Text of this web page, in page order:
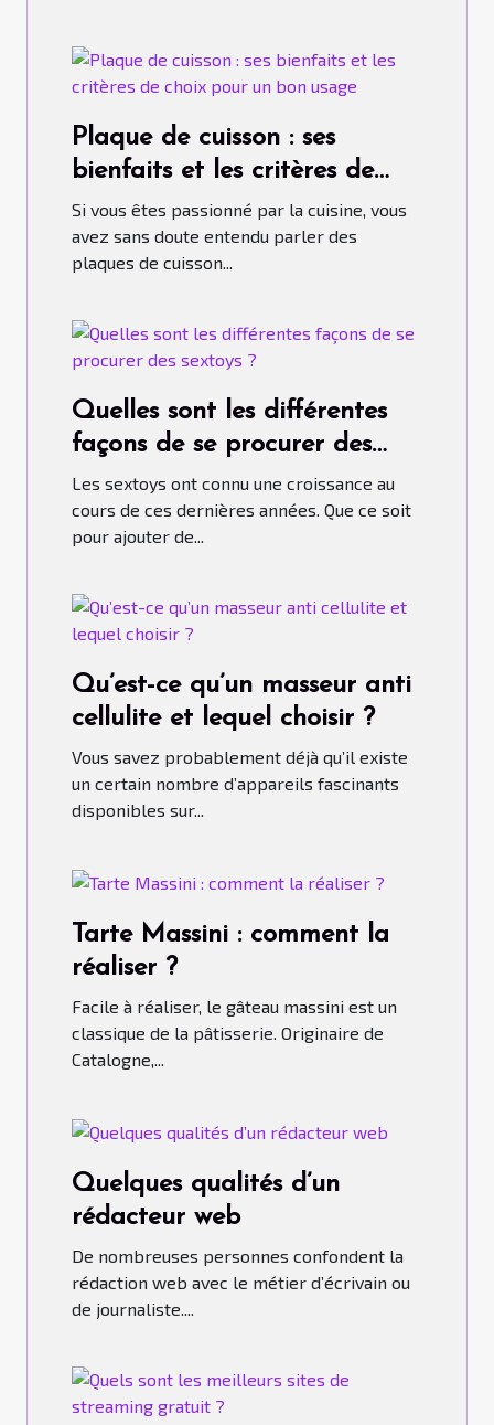
Plaque de cuisson : ses
bienfaits et les critères de
choix pour un bon usage
Si vous êtes passionné par la cuisine, vous
avez sans doute entendu parler des
plaques de cuisson...
Quelles sont les différentes
façons de se procurer des
sextoys ?
Les sextoys ont connu une croissance au
cours de ces dernières années. Que ce soit
pour ajouter de...
Qu’est-ce qu’un masseur anti
cellulite et lequel choisir ?
Vous savez probablement déjà qu’il existe
un certain nombre d’appareils fascinants
disponibles sur...
Tarte Massini : comment la
réaliser ?
Facile à réaliser, le gâteau massini est un
classique de la pâtisserie. Originaire de
Catalogne,...
Quelques qualités d’un
rédacteur web
De nombreuses personnes confondent la
rédaction web avec le métier d’écrivain ou
de journaliste....